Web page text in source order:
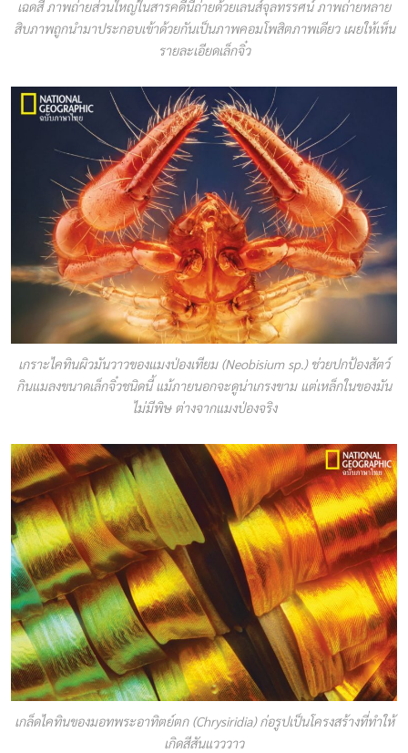
เฉดสี ภาพถ่ายส่วนใหญ่ในสารคดีนี้ถ่ายด้วยเลนส์จุลทรรศน์ ภาพถ่ายหลาย
สิบภาพถูกนำมาประกอบเข้าด้วยกันเป็นภาพคอมโพสิตภาพเดียว เผยให้เห็น
รายละเอียดเล็กจิ๋ว
เกราะไคทินผิวมันวาวของแมงป่องเทียม (Neobisium sp.) ช่วยปกป้องสัตว์
กินแมลงขนาดเล็กจิ๋วชนิดนี้ แม้ภายนอกจะดูน่าเกรงขาม แต่เหล็กในของมัน
ไม่มีพิษ ต่างจากแมงป่องจริง
เกล็ดไคทินของมอทพระอาทิตย์ตก (Chrysiridia) ก่อรูปเป็นโครงสร้างที่ทำให้
เกิดสีสันแวววาว